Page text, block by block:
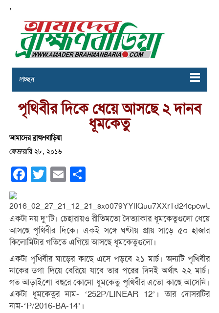
,
প্রচ্ছদ
পৃথিবীর দিকে ধেয়ে আসছে ২ দানব
ধূমকেতু
আমাদের ব্রাহ্মণবাড়িয়া
ফেব্রুয়ারি ২৮, ২০১৬
Facebook
Twitter Email
একটা নয় দু’টি। চেহারায়ও রীতিমতো দৈত্যাকার ধূমকেতুগুলো ধেয়ে
আসছে পৃথিবীর দিকে। একই সঙ্গে ঘণ্টায় প্রায় সাড়ে ৫০ হাজার
কিলোমিটার গতিতে এগিয়ে আসছে ধূমকেতুগুলো।
একটা পৃথিবীর ঘাড়ের কাছে এসে পড়বে ২১ মার্চ। অন্যটি পৃথিবীর
নাকের ডগা দিয়ে বেরিয়ে যাবে তার পরের দিনই অর্থাৎ ২২ মার্চ।
গত আড়াইশো বছরে কোনো ধূমকেতু পৃথিবীর এতো কাছে আসেনি।
একটা ধূমকেতুর নাম- ‘252P/LINEAR 12’। তার দোসরটির
নাম-‘P/2016-BA-14’।